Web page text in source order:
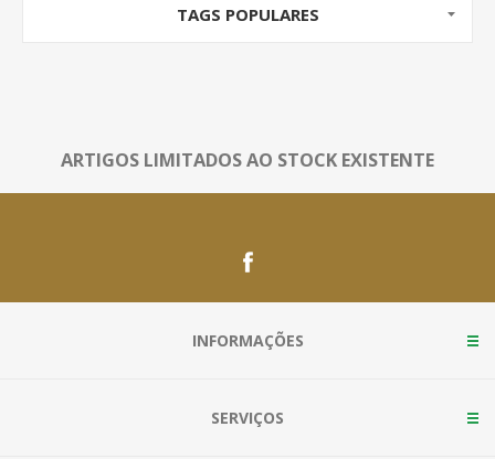
TAGS POPULARES
ARTIGOS LIMITADOS AO STOCK EXISTENTE
INFORMAÇÕES
SERVIÇOS